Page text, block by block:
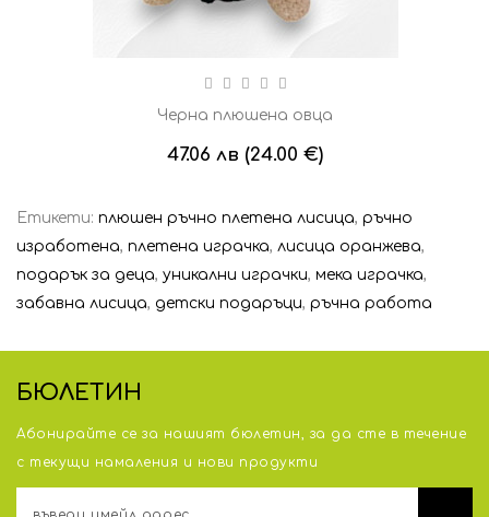
Черна плюшена овца
47.06 лв (24.00 €)
Етикети: плюшен ръчно плетена лисица, ръчно
изработена, плетена играчка, лисица оранжева,
подарък за деца, уникални играчки, мека играчка,
забавна лисица, детски подаръци, ръчна работа
БЮЛЕТИН
Абонирайте се за нашият бюлетин, за да сте в течение
с тeкущи намаления и нови продукти